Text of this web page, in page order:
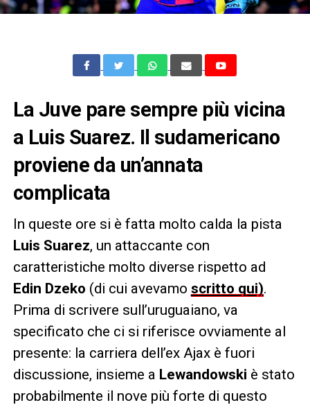
La Juve pare sempre più vicina
a Luis Suarez. Il sudamericano
proviene da un’annata
complicata
In queste ore si è fatta molto calda la pista
Luis Suarez, un attaccante con
caratteristiche molto diverse rispetto ad
Edin Dzeko (di cui avevamo scritto qui).
Prima di scrivere sull’uruguaiano, va
specificato che ci si riferisce ovviamente al
presente: la carriera dell’ex Ajax è fuori
discussione, insieme a Lewandowski è stato
probabilmente il nove più forte di questo